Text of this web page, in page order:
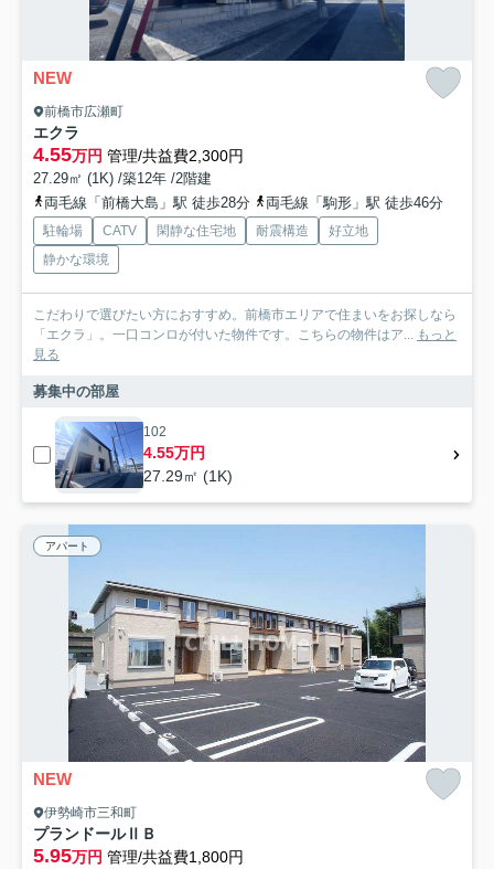
NEW
前橋市広瀬町
エクラ
4.55万円 管理/共益費2,300円
27.29㎡ (1K) /築12年 /2階建
両毛線「前橋大島」駅 徒歩28分
両毛線「駒形」駅 徒歩46分
駐輪場 CATV 閑静な住宅地 耐震構造
好立地
静かな環境
こだわりで選びたい方におすすめ。前橋市エリアで住まいをお探しなら
「エクラ」。一口コンロが付いた物件です。こちらの物件はア... もっと
見る
募集中の部屋
102
4.55万円
27.29㎡ (1K)
アパート
NEW
伊勢崎市三和町
プランドールⅡＢ
5.95万円 管理/共益費1,800円